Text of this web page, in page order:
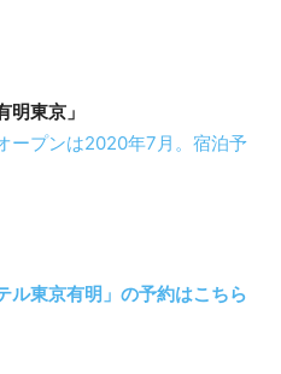
東京」
ープンは2020年7月。宿泊予
ル東京有明」の予約はこちら